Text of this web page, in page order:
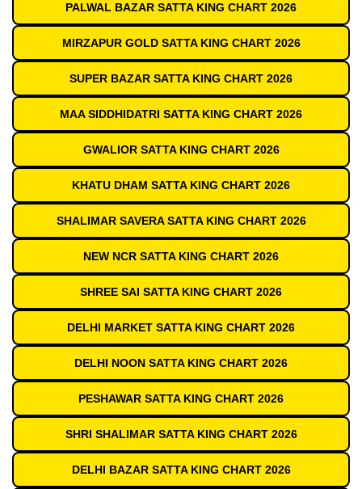
PALWAL BAZAR SATTA KING CHART 2026
MIRZAPUR GOLD SATTA KING CHART 2026
SUPER BAZAR SATTA KING CHART 2026
MAA SIDDHIDATRI SATTA KING CHART 2026
GWALIOR SATTA KING CHART 2026
KHATU DHAM SATTA KING CHART 2026
SHALIMAR SAVERA SATTA KING CHART 2026
NEW NCR SATTA KING CHART 2026
SHREE SAI SATTA KING CHART 2026
DELHI MARKET SATTA KING CHART 2026
DELHI NOON SATTA KING CHART 2026
PESHAWAR SATTA KING CHART 2026
SHRI SHALIMAR SATTA KING CHART 2026
DELHI BAZAR SATTA KING CHART 2026